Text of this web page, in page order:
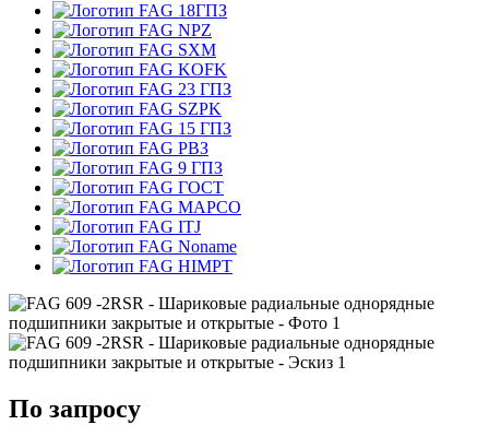
18ГПЗ
NPZ
SXM
KOFK
23 ГПЗ
SZPK
15 ГПЗ
РВЗ
9 ГПЗ
ГОСТ
MAPCO
ITJ
Noname
HIMPT
По запросу